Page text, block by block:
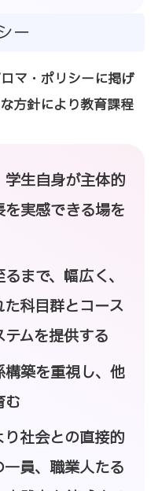
ー
マ・ポリシーに掲げ
方針により教育課程
生自身が主体的
実感できる場を
まで、幅広く、
科目群とコース
ムを提供する
築を重視し、他
む
社会との直接的
員、職業人たる